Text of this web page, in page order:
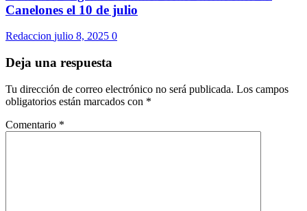
Canelones el 10 de julio
Redaccion julio 8, 2025 0
Deja una respuesta
Tu dirección de correo electrónico no será publicada. Los campos
obligatorios están marcados con *
Comentario *